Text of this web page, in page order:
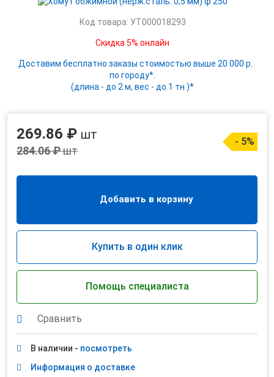
Код товара: УТ000018293
Скидка 5% онлайн
Доставим бесплатно заказы стоимостью выше 20 000 р.
по городу*.
(длина - до 2 м, вес - до 1 тн.)*
269.86 ₽ шт
284.06 ₽шт
- 5%
Добавить в корзину
Купить в один клик
Помощь специалиста
Сравнить
В наличии - посмотреть
Информация о доставке